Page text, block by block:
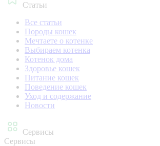
Статьи
Все статьи
Породы кошек
Мечтаете о котенке
Выбираем котенка
Котенок дома
Здоровье кошек
Питание кошек
Поведение кошек
Уход и содержание
Новости
Сервисы
Сервисы